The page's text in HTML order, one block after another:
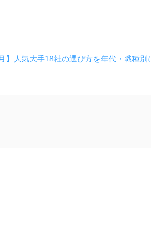
】人気大手18社の選び方を年代・職種別